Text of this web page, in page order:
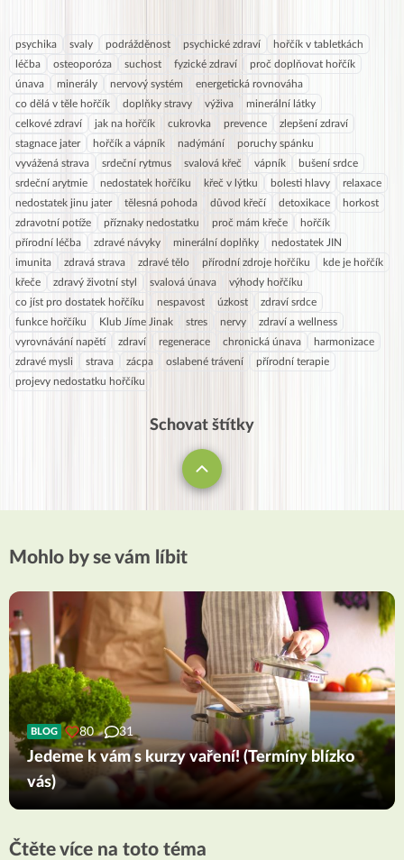
psychika svaly podrážděnost psychické zdraví
hořčík v tabletkách
léčba
osteoporóza suchost fyzické zdraví
proč doplňovat hořčík
únava
minerály nervový systém
energetická rovnováha
co dělá v těle hořčík
doplňky stravy výživa
minerální látky
celkové zdraví
jak na hořčík cukrovka prevence
zlepšení zdraví
stagnace jater
hořčík a vápník nadýmání
poruchy spánku
vyvážená strava
srdeční rytmus svalová křeč vápník
bušení srdce
srdeční arytmie
nedostatek hořčíku křeč v lýtku bolesti hlavy
relaxace
nedostatek jinu jater
tělesná pohoda důvod křečí detoxikace
horkost
zdravotní potíže
příznaky nedostatku proč mám křeče
hořčík
přírodní léčba
zdravé návyky minerální doplňky
nedostatek JIN
imunita
zdravá strava zdravé tělo přírodní zdroje hořčíku
kde je hořčík
křeče
zdravý životní styl svalová únava
výhody hořčíku
co jíst pro dostatek hořčíku
nespavost úzkost
zdraví srdce
funkce hořčíku
Klub Jíme Jinak stres nervy
zdraví a wellness
vyrovnávání napětí
zdraví regenerace chronická únava
harmonizace
zdravé mysli
strava zácpa oslabené trávení
přírodní terapie
projevy nedostatku hořčíku
Schovat štítky
Mohlo by se vám líbit
BLOG 80 31
Jedeme k vám s kurzy vaření! (Termíny blízko
vás)
Čtěte více na toto téma